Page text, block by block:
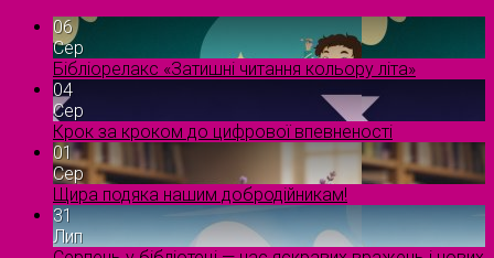
06
Сер
Бібліорелакс «Затишні читання кольору літа»
04
Сер
Крок за кроком до цифрової впевненості
01
Сер
Щира подяка нашим добродійникам!
31
Лип